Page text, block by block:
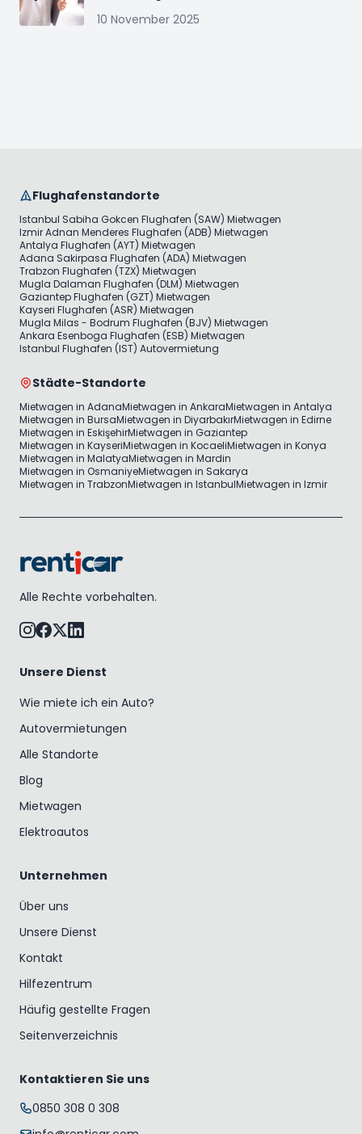
10 November 2025
Flughafenstandorte
Istanbul Sabiha Gokcen Flughafen (SAW) Mietwagen
Izmir Adnan Menderes Flughafen (ADB) Mietwagen
Antalya Flughafen (AYT) Mietwagen
Adana Sakirpasa Flughafen (ADA) Mietwagen
Trabzon Flughafen (TZX) Mietwagen
Mugla Dalaman Flughafen (DLM) Mietwagen
Gaziantep Flughafen (GZT) Mietwagen
Kayseri Flughafen (ASR) Mietwagen
Mugla Milas - Bodrum Flughafen (BJV) Mietwagen
Ankara Esenboga Flughafen (ESB) Mietwagen
Istanbul Flughafen (IST) Autovermietung
Städte-Standorte
Mietwagen in AdanaMietwagen in AnkaraMietwagen in Antalya
Mietwagen in BursaMietwagen in DiyarbakırMietwagen in Edirne
Mietwagen in EskişehirMietwagen in Gaziantep
Mietwagen in KayseriMietwagen in KocaeliMietwagen in Konya
Mietwagen in MalatyaMietwagen in Mardin
Mietwagen in OsmaniyeMietwagen in Sakarya
Mietwagen in TrabzonMietwagen in IstanbulMietwagen in Izmir
Alle Rechte vorbehalten.
Unsere Dienst
Wie miete ich ein Auto?
Autovermietungen
Alle Standorte
Blog
Mietwagen
Elektroautos
Unternehmen
Über uns
Unsere Dienst
Kontakt
Hilfezentrum
Häufig gestellte Fragen
Seitenverzeichnis
Kontaktieren Sie uns
0850 308 0 308